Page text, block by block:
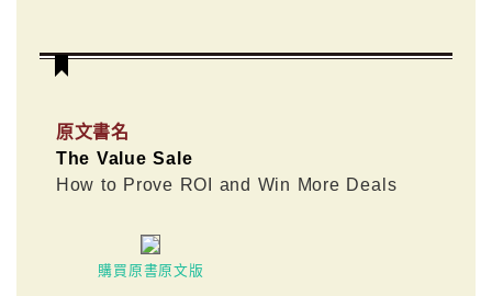
原文書名
The Value Sale
How to Prove ROI and Win More Deals
購買原書原文版